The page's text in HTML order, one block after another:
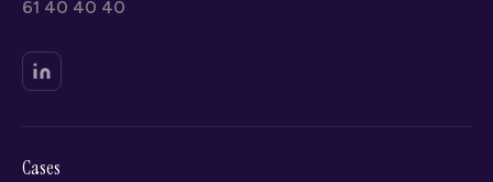
61 40 40 40
Cases